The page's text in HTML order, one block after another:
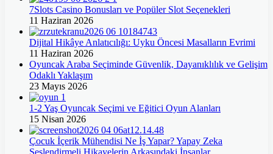
7Slots Casino Bonusları ve Popüler Slot Seçenekleri
11 Haziran 2026
Dijital Hikâye Anlatıcılığı: Uyku Öncesi Masalların Evrimi
11 Haziran 2026
Oyuncak Araba Seçiminde Güvenlik, Dayanıklılık ve Gelişim
Odaklı Yaklaşım
23 Mayıs 2026
1-2 Yaş Oyuncak Seçimi ve Eğitici Oyun Alanları
15 Nisan 2026
Çocuk İçerik Mühendisi Ne İş Yapar? Yapay Zeka